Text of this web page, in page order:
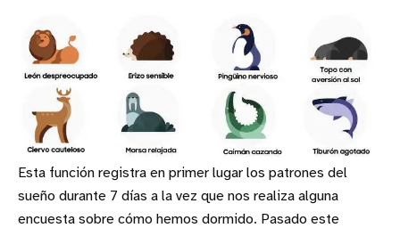
Esta función registra en primer lugar los patrones del
sueño durante 7 días a la vez que nos realiza alguna
encuesta sobre cómo hemos dormido. Pasado este